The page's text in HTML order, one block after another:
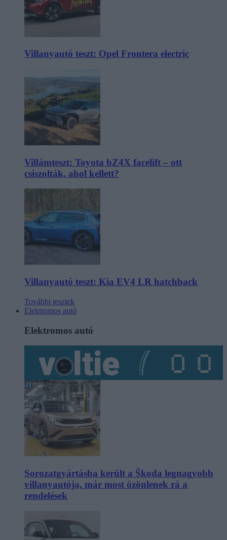
Villanyautó teszt: Opel Frontera electric
Villámteszt: Toyota bZ4X facelift – ott
csiszolták, ahol kellett?
Villanyautó teszt: Kia EV4 LR hatchback
További tesztek
Elektromos autó
Elektromos autó
Sorozatgyártásba került a Škoda legnagyobb
villanyautója, már most özönlenek rá a
rendelések